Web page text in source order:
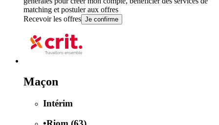
matching et postuler aux offres
Recevoir les offres Je confirme
Maçon
Intérim